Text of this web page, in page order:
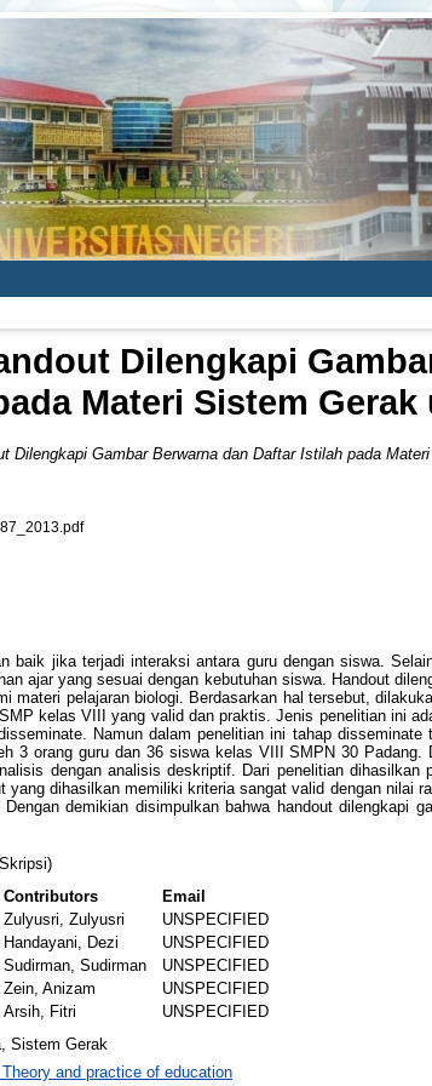
Dilengkapi
Materi Sistem Gerak
Dilengkapi Gambar Berwarna dan Daftar Istilah pada
baik jika terjadi interaksi antara guru dengan siswa.
ajar yang sesuai dengan kebutuhan siswa. Handout
materi pelajaran biologi. Berdasarkan hal tersebut,
kelas VIII yang valid dan praktis. Jenis penelitian ini
Namun dalam penelitian ini tahap
3 orang guru dan 36 siswa kelas VIII SMPN 30
dengan analisis deskriptif. Dari penelitian dihasilkan
yang dihasilkan memiliki kriteria sangat valid dengan nilai
demikian disimpulkan bahwa handout dilengkapi
Contributors
Email
Zulyusri, Zulyusri
UNSPECIFIED
Handayani, Dezi
UNSPECIFIED
Sudirman, Sudirman
UNSPECIFIED
Zein, Anizam
UNSPECIFIED
Arsih, Fitri
UNSPECIFIED
Sistem Gerak
Theory and practice of education